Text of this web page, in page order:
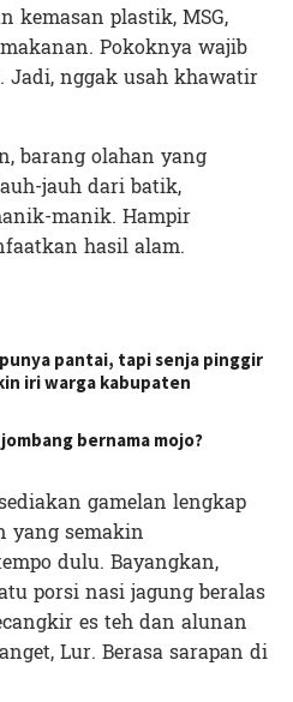
kemasan plastik, MSG,
Pokoknya wajib
nggak usah khawatir
barang olahan yang
jauh dari batik,
manik. Hampir
hasil alam.
pantai, tapi senja pinggir
iri warga kabupaten
bernama mojo?
gamelan lengkap
yang semakin
dulu. Bayangkan,
porsi nasi jagung beralas
es teh dan alunan
Lur. Berasa sarapan di